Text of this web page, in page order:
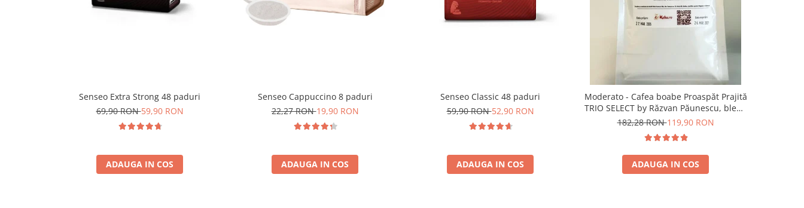
Senseo Extra Strong 48 paduri
69,90 RON59,90 RON
ADAUGA IN COS
Senseo Cappuccino 8 paduri
22,27 RON19,90 RON
ADAUGA IN COS
Senseo Classic 48 paduri
59,90 RON52,90 RON
ADAUGA IN COS
Moderato - Cafea boabe Proaspăt Prajită
TRIO SELECT by Răzvan Păunescu, blend
100% Arabica
182,28 RON119,90 RON
ADAUGA IN COS